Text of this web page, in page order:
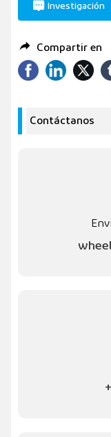
Investigación
Compartir en
Contáctanos